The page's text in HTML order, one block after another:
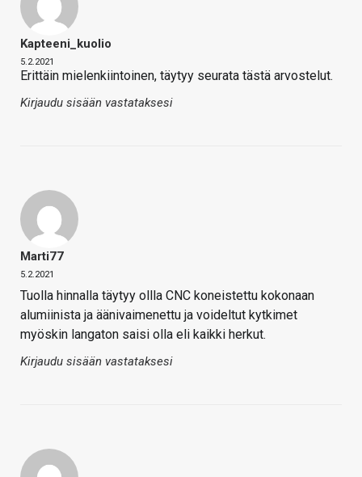
Kapteeni_kuolio
5.2.2021
Erittäin mielenkiintoinen, täytyy seurata tästä arvostelut.
Kirjaudu sisään vastataksesi
Marti77
5.2.2021
Tuolla hinnalla täytyy ollla CNC koneistettu kokonaan
alumiinista ja äänivaimenettu ja voideltut kytkimet
myöskin langaton saisi olla eli kaikki herkut.
Kirjaudu sisään vastataksesi